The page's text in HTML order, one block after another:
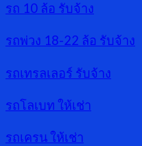
รถ 10 ล้อ รับจ้าง
รถพ่วง 18-22 ล้อ รับจ้าง
รถเทรลเลอร์ รับจ้าง
รถโลเบท ให้เช่า
รถเครน ให้เช่า